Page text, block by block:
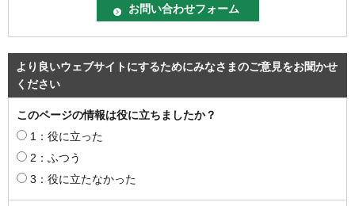
より良いウェブサイトにするためにみなさまのご意見をお聞かせ
ください
このページの情報は役に立ちましたか？
1：役に立った
2：ふつう
3：役に立たなかった